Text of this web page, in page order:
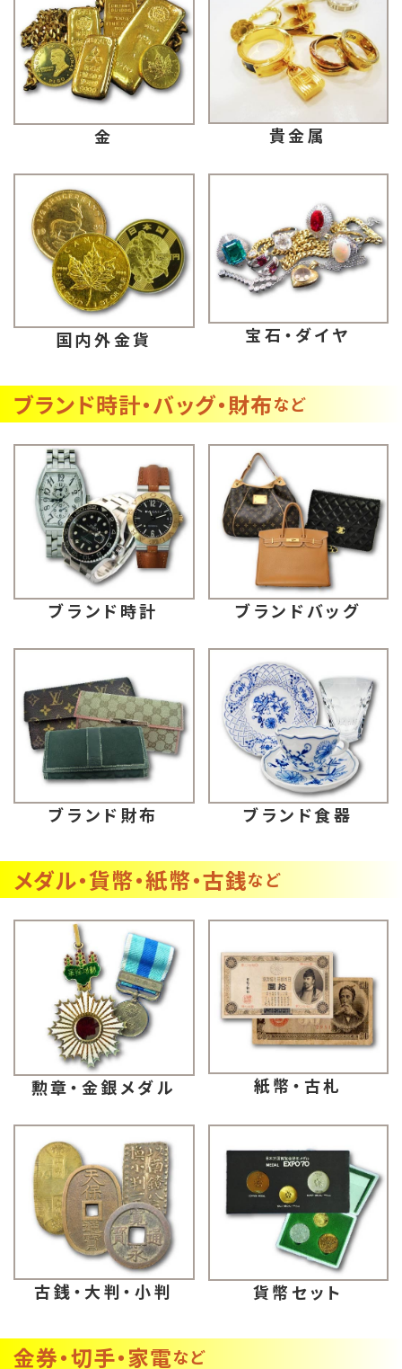
金 貴金属
国内外金貨 宝石・ダイヤ
ブランド時計・バッグ・財布など
ブランド時計 ブランドバッグ
ブランド財布 ブランド食器
メダル・貨幣・紙幣・古銭など
勲章・金銀メダル 紙幣・古札
古銭・大判・小判 貨幣セット
金券・切手・家電など